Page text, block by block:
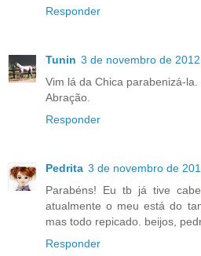
Responder
Tunin 3 de novembro de
Vim lá da Chica parabenizá-
Abração.
Responder
Pedrita 3 de novembro de
Parabéns! Eu tb já tive
atualmente o meu está do
mas todo repicado. beijos,
Responder